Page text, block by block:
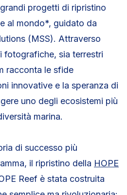
progetti di ripristino
al mondo*, guidato da
(MSS). Attraverso
fotografiche, sia terrestri
racconta le sfide
innovative e la speranza di
uno degli ecosistemi più
marina.
di successo più
il ripristino della HOPE
Reef è stata costruita